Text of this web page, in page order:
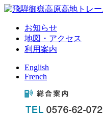
お知らせ
地図・アクセス
利用案内
English
French